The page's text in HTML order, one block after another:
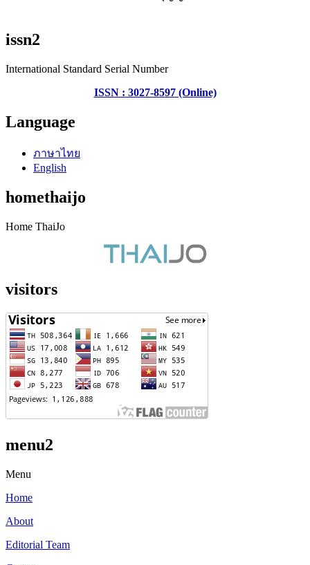
issn2
International Standard Serial Number
ISSN : 3027-8597 (Online)
Language
ภาษาไทย
English
homethaijo
Home ThaiJo
visitors
menu2
Menu
Home
About
Editorial Team